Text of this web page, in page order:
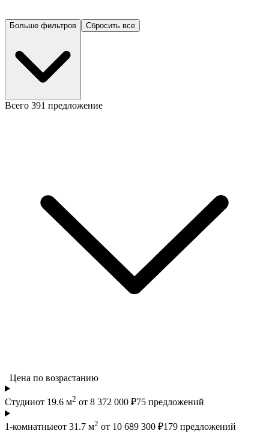
Больше фильтров Сбросить все
Всего 391 предложение
Цена по возрастанию
Студииот 19.6 м2 от 8 372 000 ₽75 предложений
1-комнатныеот 31.7 м2 от 10 689 300 ₽179 предложений